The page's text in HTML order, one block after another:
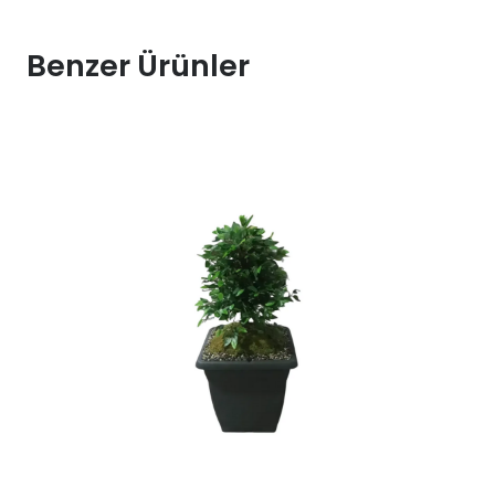
Benzer Ürünler